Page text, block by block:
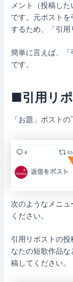
メント（投稿し
です。元ポスト
するため、「引用
簡単に言えば、「
です。
■引用リ
「お題」ポスト
次のようなメニ
ください。
引用リポストの
なたの短歌作品
稿してください。